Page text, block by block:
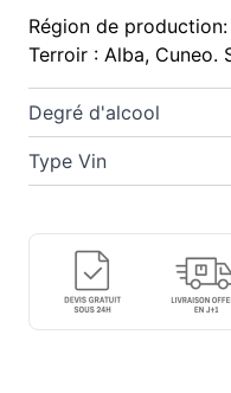
Région de
Terroir : Alba, Cuneo.
Degré d'alcool
Type Vin